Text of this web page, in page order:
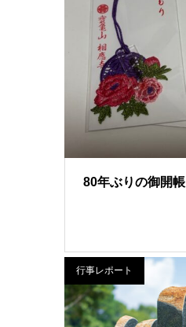
80年ぶりの御開帳
行事レポート